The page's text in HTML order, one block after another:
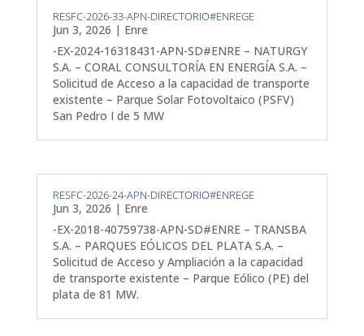
RESFC-2026-33-APN-DIRECTORIO#ENREGE
Jun 3, 2026 | Enre
-EX-2024-16318431-APN-SD#ENRE – NATURGY
S.A. – CORAL CONSULTORÍA EN ENERGÍA S.A. –
Solicitud de Acceso a la capacidad de transporte
existente – Parque Solar Fotovoltaico (PSFV)
San Pedro I de 5 MW
RESFC-2026-24-APN-DIRECTORIO#ENREGE
Jun 3, 2026 | Enre
-EX-2018-40759738-APN-SD#ENRE – TRANSBA
S.A. – PARQUES EÓLICOS DEL PLATA S.A. –
Solicitud de Acceso y Ampliación a la capacidad
de transporte existente – Parque Eólico (PE) del
plata de 81 MW.